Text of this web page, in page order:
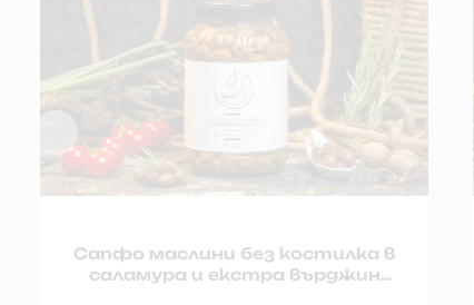
Сапфо маслини без костилка в
саламура и екстра върджин